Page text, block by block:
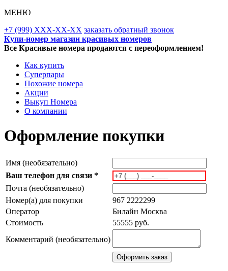
МЕНЮ
+7 (999) XXX-XX-XX заказать обратный звонок
Купи-номер магазин красивых номеров
Все Красивые номера продаются с переоформлением!
Как купить
Суперпары
Похожие номера
Акции
Выкуп Номера
О компании
Оформление покупки
Имя (необязательно)
Ваш телефон для связи *
Почта (необязательно)
Номер(а) для покупки
967 2222299
Оператор
Билайн Москва
Стоимость
55555 руб.
Комментарий (необязательно)